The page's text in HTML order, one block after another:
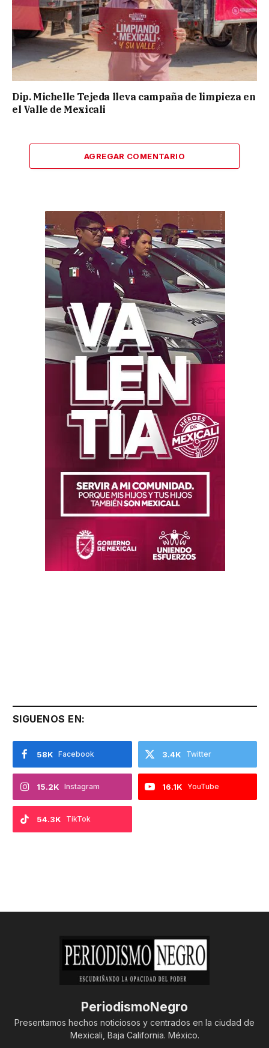
Dip. Michelle Tejeda lleva campaña de limpieza en
el Valle de Mexicali
AGREGAR COMENTARIO
SIGUENOS EN:
Facebook
58K Twitter
3.4K
Instagram
15.2K YouTube
16.1K
TikTok
54.3K
PeriodismoNegro
Presentamos hechos noticiosos y centrados en la ciudad de
Mexicali, Baja California. México.